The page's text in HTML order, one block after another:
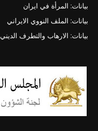
بيانات: المرأة في ايران
بيانات: الملف النووي الايراني
بيانات: الارهاب والتطرف الديني